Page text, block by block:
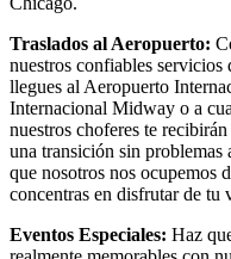
Traslados al Aeropuerto:
nuestros confiables servicios
llegues al Aeropuerto
Internacional Midway o a
nuestros choferes te
una transición sin problemas
que nosotros nos ocupemos
concentras en disfrutar de tu
Eventos Especiales: Haz